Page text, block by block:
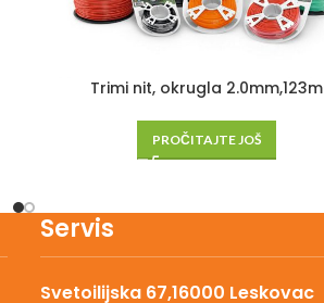
Trimi nit, okrugla 2.0mm,123m
PROČITAJTE JOŠ
Servis
Svetoilijska 67,16000 Leskovac